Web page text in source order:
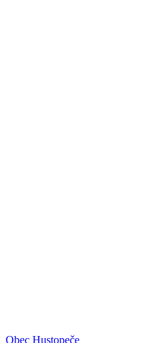
Obec Hustopeče